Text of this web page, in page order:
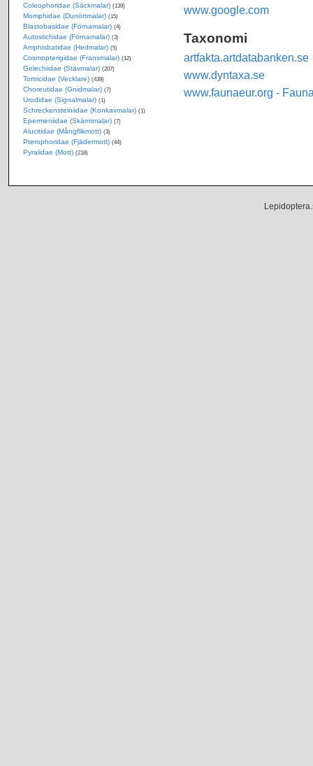
www.google.com
Taxonomi
artfakta.artdatabanken.se
www.dyntaxa.se
www.faunaeur.org -
Coleophoridae (Säckmalar) (139)
Momphidae (Dunörtmalar) (15)
Blastobasidae (Förnamalar) (4)
Autostichidae (Förnamalar) (3)
Amphisbatidae (Hedmalar) (5)
Cosmopterigidae (Fransmalar) (12)
Gelechiidae (Stävmalar) (207)
Tortricidae (Vecklare) (439)
Choreutidae (Gnidmalar) (7)
Urodidae (Signalmalar) (1)
Schreckensteiniidae (Konkavmalar) (1)
Epermeniidae (Skärmmalar) (7)
Alucitidae (Mångflikmott) (3)
Pterophoridae (Fjädermott) (44)
Pyralidae (Mott) (218)